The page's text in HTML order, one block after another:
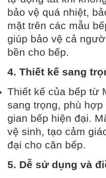
bảo vệ quá nhiệt,
mặt trên các mẫu
giúp bảo vệ cả
bền cho bếp.
4. Thiết kế sang
Thiết kế của bếp từ
sang trọng, phù
gian bếp hiện đại.
vệ sinh, tạo cảm
đại cho căn bếp.
5. Dễ sử dụng và